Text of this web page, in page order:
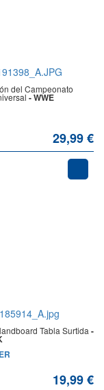
del Campeonato
- WWE
29,99 €
Tabla Surtida -
19,99 €